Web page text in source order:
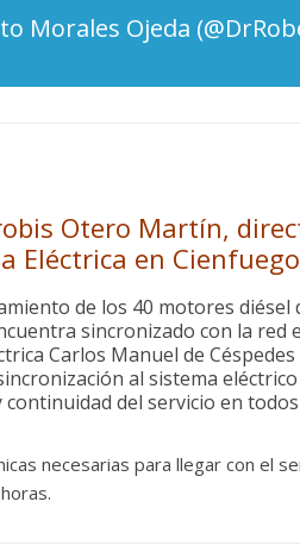
Morales Ojeda
Otero Martín,
Eléctrica en
de los 40 motores
sincronizado con la red
Carlos Manuel de
al sistema eléctrico
del servicio en
necesarias para llegar con el